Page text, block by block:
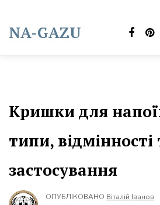
content
NA-GAZU
Кришки для
типи, відмінності
застосування
ОПУБЛІКОВАНО Віталій Іванов